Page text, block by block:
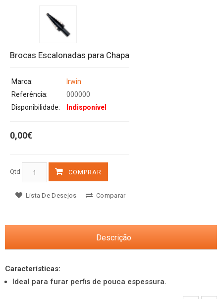
Brocas Escalonadas para Chapa
Marca:
Irwin
Referência:
000000
Disponibilidade:
Indisponível
0,00€
Qtd COMPRAR
Lista De Desejos Comparar
Descrição
Características:
Ideal para furar perfis de pouca espessura.